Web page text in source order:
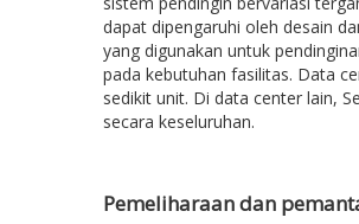
dapat dipengaruhi oleh desain
yang digunakan untuk
pada kebutuhan fasilitas. Data
sedikit unit. Di data center lain,
secara keseluruhan.
Pemeliharaan dan